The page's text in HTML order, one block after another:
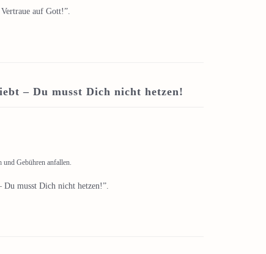
auf Gott!”.
– Du musst Dich nicht hetzen!
Gebühren anfallen.
musst Dich nicht hetzen!”.